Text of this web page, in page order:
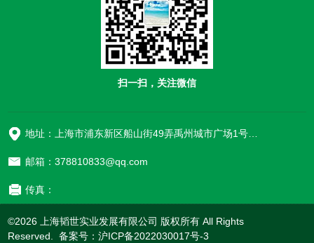
扫一扫，关注微信
地址：上海市浦东新区船山街49弄禹州城市广场1号楼906
邮箱：378810833@qq.com
传真：
©2026 上海韬世实业发展有限公司 版权所有 All Rights
Reserved. 备案号：沪ICP备2022030017号-3